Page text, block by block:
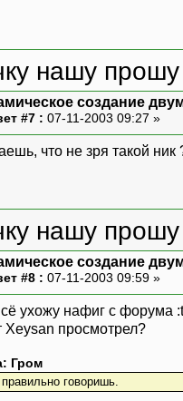
return 0;
нашу
создание
#7 : 07-11-2003 09:27 »
что не зря такой ник
нашу
создание
#8 : 07-11-2003 09:59 »
ухожу нафиг с форума
Xeysan просмотрел?
Гром
говоришь.